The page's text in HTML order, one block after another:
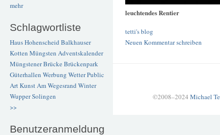
mehr
Schlagwortliste
Haus Hohenscheid Balkhauser
Kotten Müngsten Adventskalender
Müngstener BrückeBrückenpark
Güterhallen Werbung WetterPublic
ArtKunstAm Wegesrand Winter
WupperSolingen
>>
Benutzeranmeldung
leuchtendes Rentier
tetti's blog
Neuen Kommentar schreiben
©2008–2024 Michael